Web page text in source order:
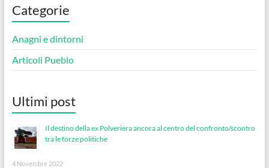
Categorie
Anagni e dintorni
Articoli Pueblo
Ultimi post
Il destino della ex Polveriera ancora al centro del confronto/scontro
tra le forze politiche
4 Novembre 2022